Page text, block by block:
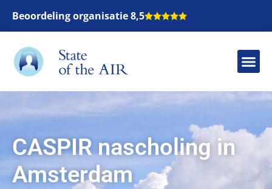
Beoordeling organisatie 8,5
CASPIR nascholing in
Amsterdam